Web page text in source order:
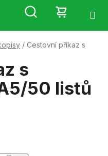
Hledat
KOŠÍK
/ Cestovní příkaz s
s
50 listů